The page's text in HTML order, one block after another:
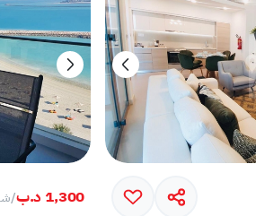
1,300 د.ب /